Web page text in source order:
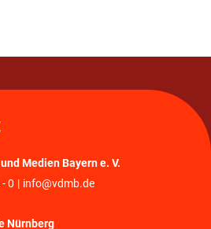
Medien Bayern e. V.
0 | info@vdmb.de
Nürnberg